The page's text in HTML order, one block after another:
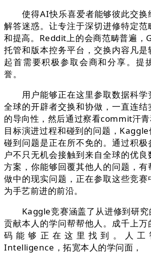
使得AI快乐喜爱者能够彼此交换
解答迷惑。让专注于深切进修特定
和提高。Reddit上的会商范畴普遍，
托管和版本控务平台，交换内容凡是
起首需要积极参取会商和分享。提
誉。
用户能够正在这里参取数据科学
全球的开辟者交换和协做，一直连结
的导向性，然后通过察看commit汗
目标演进过程和碰到的问题，Kaggle
碰到问题是正在所不免的。通过积极
户不只无机会接触到来自全球的优
方案，你能够回覆其他人的问题，
做中的现实问题，正在参取这些竞
为手艺前进的前沿。
Kaggle竞赛涵盖了从进修到研究
贡献本人的学问帮帮他人。成千上
码能够正在这里找到。人工
Intelligence，拓宽本人的学问面，